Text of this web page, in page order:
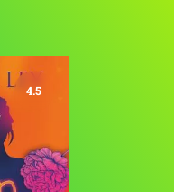
4.5